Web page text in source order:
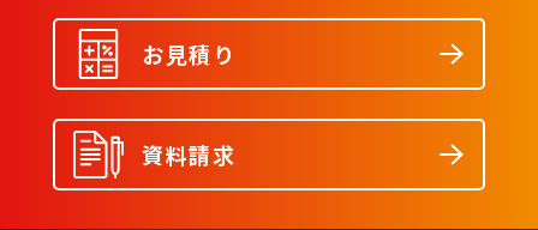
お見積り
資料請求